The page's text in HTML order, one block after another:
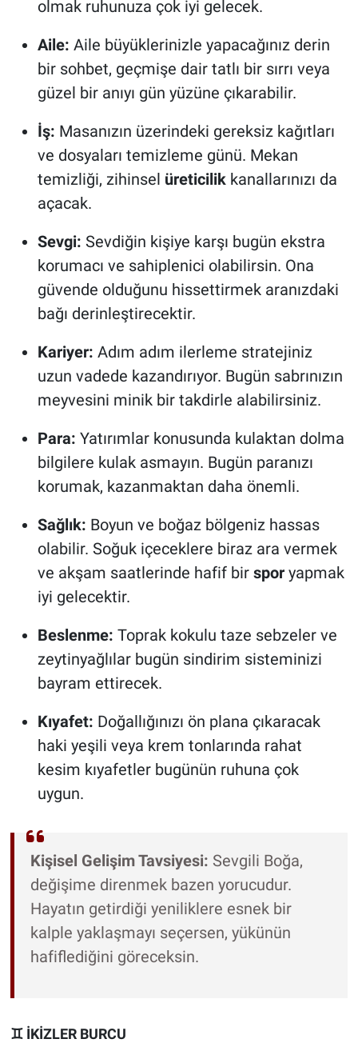
olmak ruhunuza çok iyi gelecek.
Aile: Aile büyüklerinizle yapacağınız derin
bir sohbet, geçmişe dair tatlı bir sırrı veya
güzel bir anıyı gün yüzüne çıkarabilir.
İş: Masanızın üzerindeki gereksiz kağıtları
ve dosyaları temizleme günü. Mekan
temizliği, zihinsel üreticilikkanallarınızı da
açacak.
Sevgi: Sevdiğin kişiye karşı bugün ekstra
korumacı ve sahiplenici olabilirsin. Ona
güvende olduğunu hissettirmek aranızdaki
bağı derinleştirecektir.
Kariyer: Adım adım ilerleme stratejiniz
uzun vadede kazandırıyor. Bugün sabrınızın
meyvesini minik bir takdirle alabilirsiniz.
Para: Yatırımlar konusunda kulaktan dolma
bilgilere kulak asmayın. Bugün paranızı
korumak, kazanmaktan daha önemli.
Sağlık: Boyun ve boğaz bölgeniz hassas
olabilir. Soğuk içeceklere biraz ara vermek
ve akşam saatlerinde hafif bir sporyapmak
iyi gelecektir.
Beslenme: Toprak kokulu taze sebzeler ve
zeytinyağlılar bugün sindirim sisteminizi
bayram ettirecek.
Kıyafet: Doğallığınızı ön plana çıkaracak
haki yeşili veya krem tonlarında rahat
kesim kıyafetler bugünün ruhuna çok
uygun.
Kişisel Gelişim Tavsiyesi: Sevgili Boğa,
değişime direnmek bazen yorucudur.
Hayatın getirdiği yeniliklere esnek bir
kalple yaklaşmayı seçersen, yükünün
hafiflediğini göreceksin.
♊ İKİZLER BURCU